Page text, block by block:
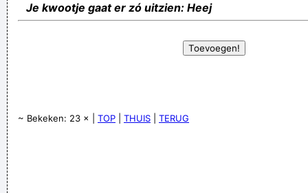
Je kwootje gaat er zó uitzien: Heej
~ Bekeken: 23 × | TOP THUIS TERUG